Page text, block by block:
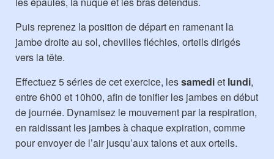
Puis reprenez la position de départ en ramenant la
jambe droite au sol, chevilles fléchies, orteils dirigés
vers la tête.
Effectuez 5 séries de cet exercice, lessamediet lundi,
entre 6h00 et 10h00, afin de tonifier les jambes en début
de journée. Dynamisez le mouvement par la respiration,
en raidissant les jambes à chaque expiration, comme
pour envoyer de l’air jusqu’aux talons et aux orteils.